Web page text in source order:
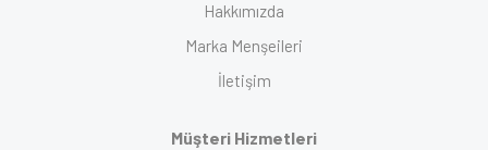
Hakkımızda
Marka Menşeileri
İletişim
Müşteri Hizmetleri